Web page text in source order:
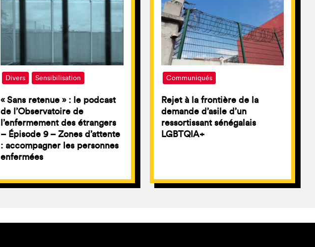
Divers Sensibilisation
« Sans retenue » : le podcast
de l’Observatoire de
l’enfermement des étrangers
– Épisode 9 – Zones d’attente
: accompagner les personnes
enfermées
Communiqués
Rejet à la frontière de la
demande d’asile d’un
ressortissant sénégalais
LGBTQIA+